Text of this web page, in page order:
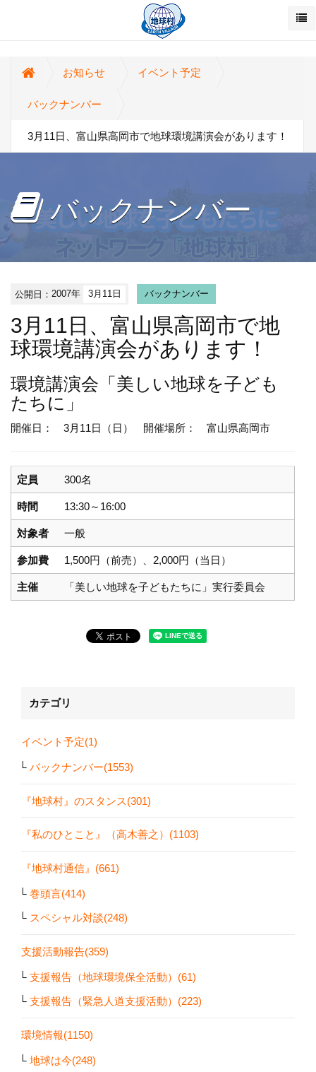
お知らせ イベント予定
バックナンバー
3月11日、富山県高岡市で地球環境講演会があります！
バックナンバー
公開日：2007年 3月11日 バックナンバー
3月11日、富山県高岡市で地
球環境講演会があります！
環境講演会 「美しい地球を子ども
たちに」
開催日： 3月11日（日） 開催場所： 富山県高岡市
定員 300名
時間 13:30～16:00
対象者 一般
参加費 1,500円（前売）、2,000円（当日）
主催 「美しい地球を子どもたちに」実行委員会
カテゴリ
イベント予定(1)
バックナンバー(1553)
『地球村』のスタンス(301)
『私のひとこと』（高木善之）(1103)
『地球村通信』(661)
巻頭言(414)
スペシャル対談(248)
支援活動報告(359)
支援報告（地球環境保全活動）(61)
支援報告（緊急人道支援活動）(223)
環境情報(1150)
地球は今(248)